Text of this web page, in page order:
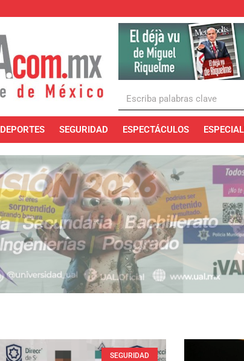
DEPORTES SEGURIDAD ESPECTÁCULOS
SEGURIDAD